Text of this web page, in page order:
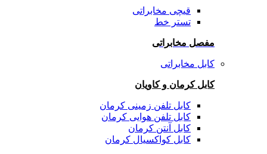
قیچی مخابراتی
تستر خط
مفصل مخابراتی
کابل مخابراتی
کابل کرمان و کاویان
کابل تلفن زمینی کرمان
کابل تلفن هوایی کرمان
کابل آنتن کرمان
کابل کواکسیال کرمان